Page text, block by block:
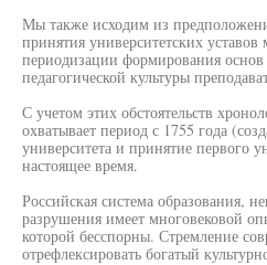
Мы также исходим из
принятия университетских
периодизации формирования
педагогической культуры
С учетом этих обстоятельств
охватывает период с 1755 года
университета и принятие первого
настоящее время.
Российская система образования,
разрушения имеет многовековой
которой бесспорны. Стремление
отрефлексировать богатый